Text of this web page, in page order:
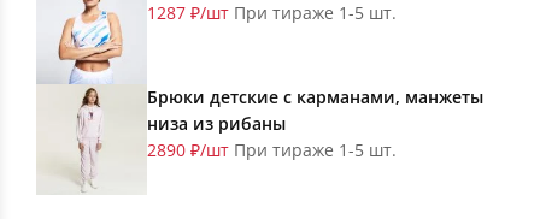
1287 ₽/шт При тираже 1-5 шт.
Брюки детские с карманами, манжеты
низа из рибаны
2890 ₽/шт При тираже 1-5 шт.